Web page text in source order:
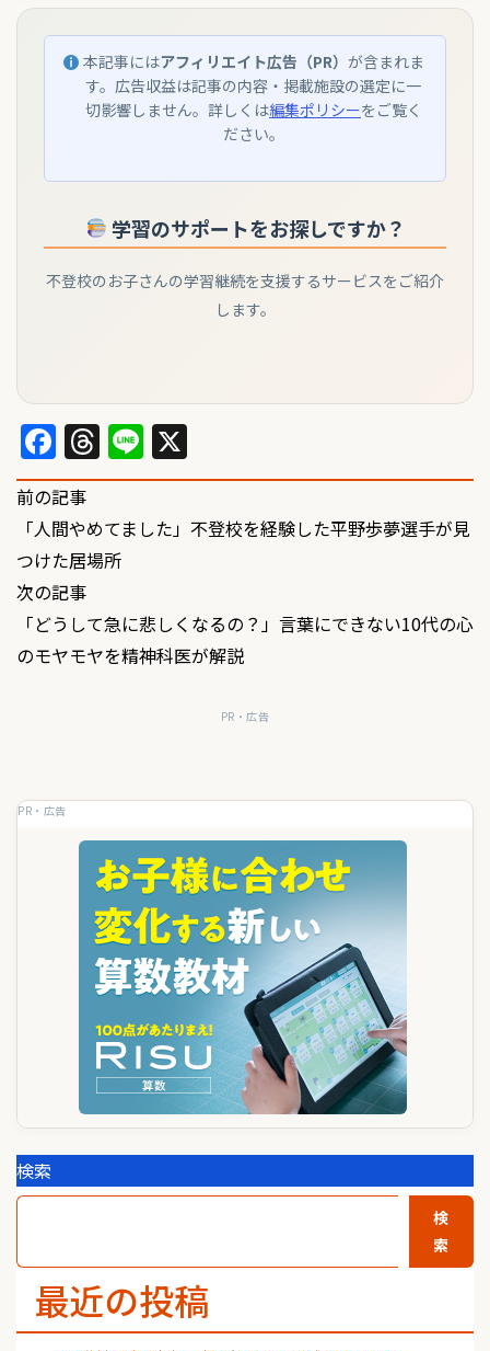
本記事にはアフィリエイト広告（PR） が含まれま
す。広告収益は記事の内容・掲載施設の選定に一
切影響しません。詳しくは編集ポリシーをご覧く
ださい。
学習のサポートをお探しですか？
不登校のお子さんの学習継続を支援するサービスをご紹介
します。
Facebook
Threads
Line
投
稿
ナ
ビ
ゲ
ョ
ン
前の記事
「人間やめてました」不登校を経験した平野歩夢選手が見
つけた居場所
次の記事
「どうして急に悲しくなるの？」言葉にできない10代の心
のモヤモヤを精神科医が解説
PR・広告
PR・広告
検索
検
索
最近の投稿